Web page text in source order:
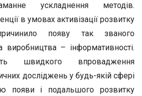
ускладнення методів.
в умовах активізації розвитку
появу так званого
виробництва – інформативності.
швидкого впровадження
досліджень у будь-якій сфері
появи і подальшого розвитку